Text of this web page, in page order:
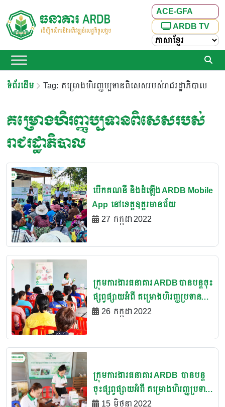
ACE-GFA
ARDB TV
ទំព័រដើម Tag: គម្រោងហិរញ្ញប្បទានពិសេសរបស់រាជរដ្ឋាភិបាល
គម្រោងហិរញ្ញប្បទានពិសេសរបស់
រាជរដ្ឋាភិបាល
បើកគណនី និងដំឡើង ARDB Mobile
App នៅខេត្តឧត្តរមានជ័យ
27 កក្កដា 2022
ក្រុមការងារធនាគារ ARDBបានបន្តចុះ
ផ្សព្វផ្សាយអំពី គម្រោងហិរញ្ញប្រទាន
ពិសេសរបស់រាជរដ្ឋាភិបាល ដំណាក់
26 កក្កដា 2022
ក្រុមការងារធនាគារ ARDB បានបន្ត
ចុះផ្សព្វផ្សាយអំពី គម្រោងហិរញ្ញប្រទាន
ពិសេសរបស់រាជរដ្ឋាភិបាលដំណាក់
15 មិថុនា 2022